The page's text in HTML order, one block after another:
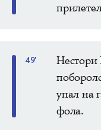
49'
Нестори
упал на
фола.